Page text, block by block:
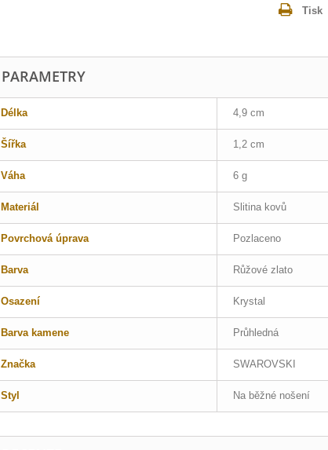
Tisk
PARAMETRY
Délka 4,9 cm
Šířka 1,2 cm
Váha 6 g
Materiál Slitina kovů
Povrchová úprava Pozlaceno
Barva Růžové zlato
Osazení Krystal
Barva kamene Průhledná
Značka SWAROVSKI
Styl Na běžné nošení